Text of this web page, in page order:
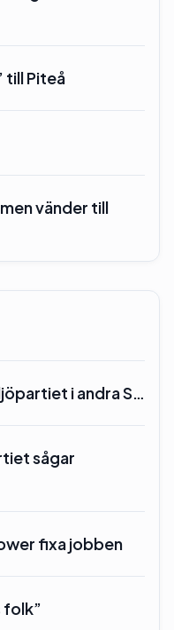
till Piteå
vänder till
i andra S…
sågar
fixa jobben
folk”